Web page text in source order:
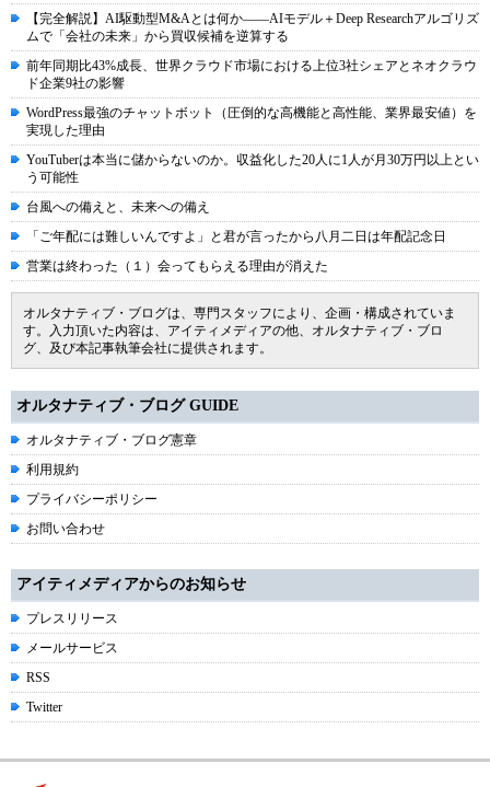
【完全解説】AI駆動型M&Aとは何か――AIモデル＋Deep Researchアルゴリズ
ムで「会社の未来」から買収候補を逆算する
前年同期比43%成長、世界クラウド市場における上位3社シェアとネオクラウ
ド企業9社の影響
WordPress最強のチャットボット（圧倒的な高機能と高性能、業界最安値）を
実現した理由
YouTuberは本当に儲からないのか。収益化した20人に1人が月30万円以上とい
う可能性
台風への備えと、未来への備え
「ご年配には難しいんですよ」と君が言ったから八月二日は年配記念日
営業は終わった（１）会ってもらえる理由が消えた
オルタナティブ・ブログは、専門スタッフにより、企画・構成されていま
す。入力頂いた内容は、アイティメディアの他、オルタナティブ・ブロ
グ、及び本記事執筆会社に提供されます。
オルタナティブ・ブログ GUIDE
オルタナティブ・ブログ憲章
利用規約
プライバシーポリシー
お問い合わせ
アイティメディアからのお知らせ
プレスリリース
メールサービス
RSS
Twitter